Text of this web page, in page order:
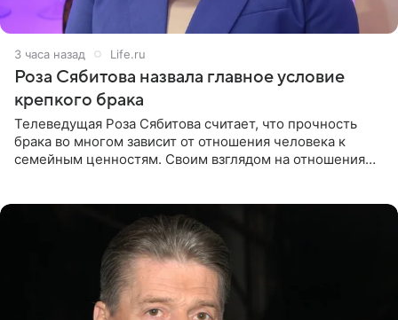
3 часа назад Life.ru
Роза Сябитова назвала главное условие
крепкого брака
Телеведущая Роза Сябитова считает, что прочность
брака во многом зависит от отношения человека к
семейным ценностям. Своим взглядом на отношения